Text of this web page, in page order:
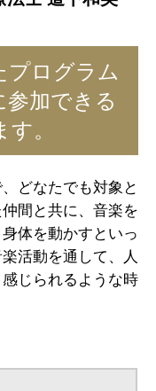
プログラム
加できる
。
どなたでも対象と
間と共に、音楽を
体を動かすといっ
活動を通して、人
じられるような時